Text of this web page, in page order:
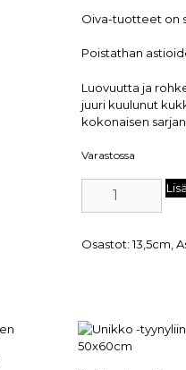
Oiva-tuotteet on
Poistathan
Luovuutta ja
juuri kuulunut
kokonaisen
Varastossa
Osastot:13,5cm ,